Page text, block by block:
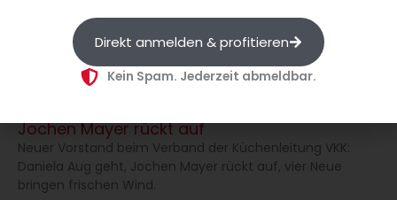
Jochen Mayer rückt auf
Neuer Vorstand beim Verband der Küchenleitung VKK:
Daniela Aug geht, Jochen Mayer rückt auf, vier Neue
bringen frischen Wind.
Direkt anmelden & profitieren
Kein Spam. Jederzeit abmeldbar.